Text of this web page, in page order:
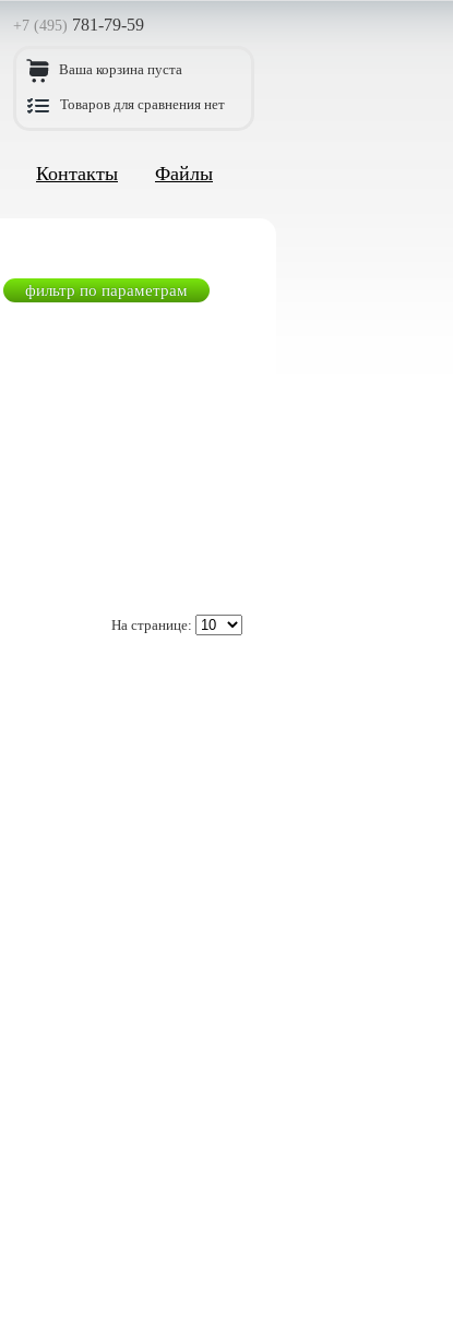
+7 (495) 781-79-59
Ваша корзина пуста
Товаров для сравнения нет
Контакты Файлы
фильтр по параметрам
На странице: